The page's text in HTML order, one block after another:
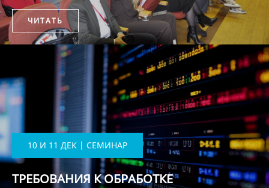
ЧИТАТЬ
10 И 11 ДЕК | СЕМИНАР
ТРЕБОВАНИЯ К ОБРАБОТКЕ